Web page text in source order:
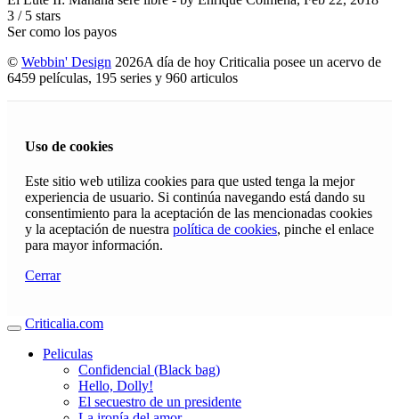
3 / 5 stars
Ser como los payos
© Webbin' Design 2026A día de hoy Criticalia posee un acervo de
6459 películas, 195 series y 960 articulos
Uso de cookies
Este sitio web utiliza cookies para que usted tenga la mejor
experiencia de usuario. Si continúa navegando está dando su
consentimiento para la aceptación de las mencionadas cookies
y la aceptación de nuestra política de cookies, pinche el enlace
para mayor información.
Cerrar
Criticalia.com
Peliculas
Confidencial (Black bag)
Hello, Dolly!
El secuestro de un presidente